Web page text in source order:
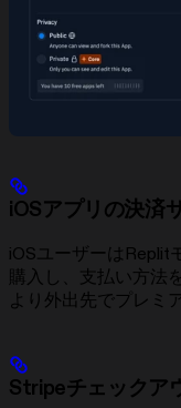
iOSアプリの決済
iOSユーザーはReplit
購入し、支払い方法
より外出先でプレミ
Stripeチェックア